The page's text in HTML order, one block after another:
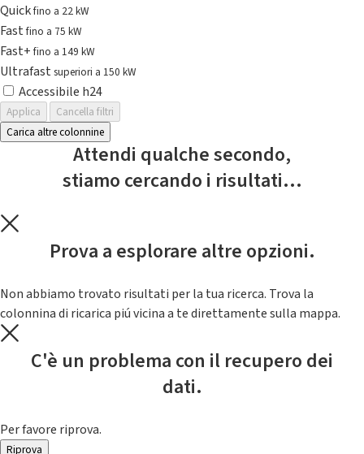
Quickfino a 22 kW
Fastfino a 75 kW
Fast+fino a 149 kW
Ultrafast superiori a 150 kW
Accessibile h24
Applica
Cancella filtri
Carica altre colonnine
Attendi qualche secondo,
stiamo cercando i risultati...
Prova a esplorare altre opzioni.
Non abbiamo trovato risultati per la tua ricerca. Trova la
colonnina di ricarica piú vicina a te direttamente sulla mappa.
C'è un problema con il recupero dei
dati.
Per favore riprova.
Riprova